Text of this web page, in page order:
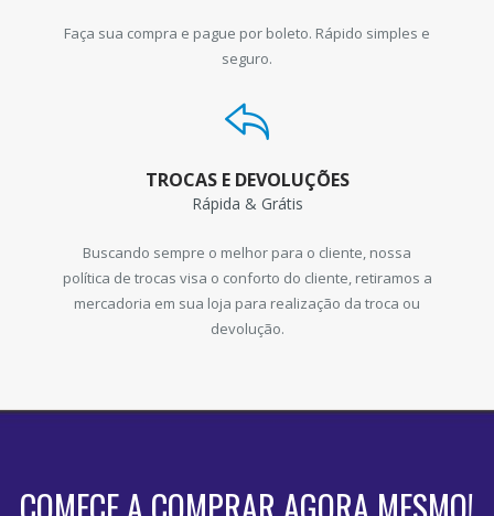
Faça sua compra e pague por boleto. Rápido simples e
seguro.
TROCAS E DEVOLUÇÕES
Rápida & Grátis
Buscando sempre o melhor para o cliente, nossa
política de trocas visa o conforto do cliente, retiramos a
mercadoria em sua loja para realização da troca ou
devolução.